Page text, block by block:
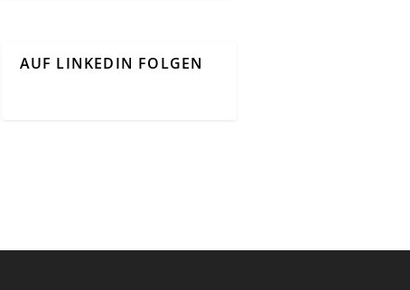
AUF LINKEDIN FOLGEN